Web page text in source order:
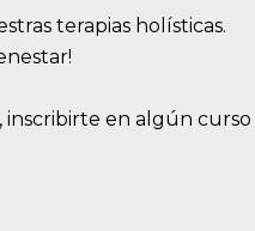
terapias holísticas.
inscribirte en algún